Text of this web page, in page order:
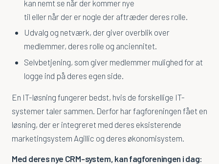
kan nemt se når der kommer nye
til eller når der er nogle der aftræder deres rolle.
Udvalg og netværk, der giver overblik over
medlemmer, deres rolle og anciennitet.
Selvbetjening, som giver medlemmer mulighed for at
logge ind på deres egen side.
En IT-løsning fungerer bedst, hvis de forskellige IT-
systemer taler sammen. Derfor har fagforeningen fået en
løsning, der er integreret med deres eksisterende
marketingsystem Agillic og deres økonomisystem.
Med deres nye CRM-system, kan fagforeningen i dag: